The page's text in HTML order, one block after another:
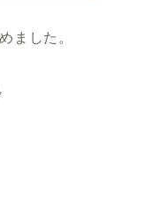
ました。